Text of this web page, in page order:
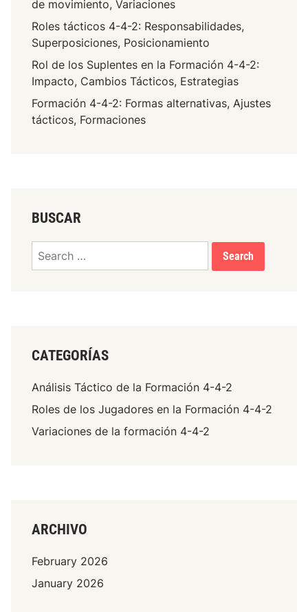
de movimiento, Variaciones
Roles tácticos 4-4-2: Responsabilidades,
Superposiciones, Posicionamiento
Rol de los Suplentes en la Formación 4-4-2:
Impacto, Cambios Tácticos, Estrategias
Formación 4-4-2: Formas alternativas, Ajustes
tácticos, Formaciones
BUSCAR
Search
CATEGORÍAS
Análisis Táctico de la Formación 4-4-2
Roles de los Jugadores en la Formación 4-4-2
Variaciones de la formación 4-4-2
ARCHIVO
February 2026
January 2026